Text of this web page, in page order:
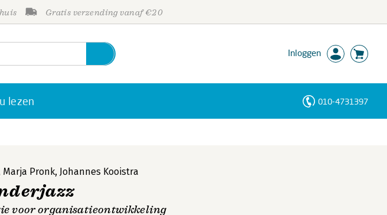
Gratis verzending vanaf €20
Inloggen
lezen 010-4731397
Marja Pronk, Johannes Kooistra
voor organisatieontwikkeling
Personen